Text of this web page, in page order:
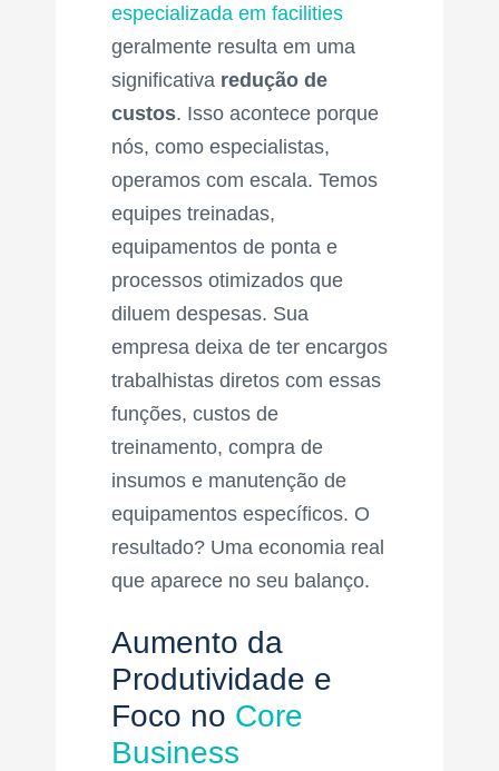
especializada em facilities
geralmente resulta em uma
significativa redução de
custos. Isso acontece porque
nós, como especialistas,
operamos com escala. Temos
equipes treinadas,
equipamentos de ponta e
processos otimizados que
diluem despesas. Sua
empresa deixa de ter encargos
trabalhistas diretos com essas
funções, custos de
treinamento, compra de
insumos e manutenção de
equipamentos específicos. O
resultado? Uma economia real
que aparece no seu balanço.
Aumento da
Produtividade e
Foco no Core
Business